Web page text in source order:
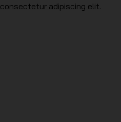
adipiscing elit.